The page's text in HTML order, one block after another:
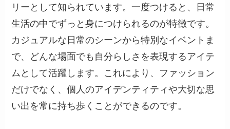
リーとして知られています。一度つけると、日常
生活の中でずっと身につけられるのが特徴です。
カジュアルな日常のシーンから特別なイベントま
で、どんな場面でも自分らしさを表現するアイテ
ムとして活躍します。これにより、ファッション
だけでなく、個人のアイデンティティや大切な思
い出を常に持ち歩くことができるのです。